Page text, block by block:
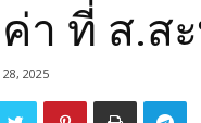
า ที่ ส.ส
2025